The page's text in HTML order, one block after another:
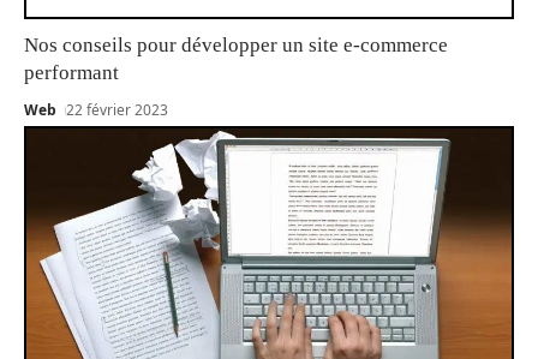
Nos conseils pour développer un site e-commerce
performant
Web 22 février 2023